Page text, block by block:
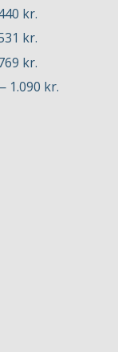
kr.
kr.
kr.
1.090 kr.